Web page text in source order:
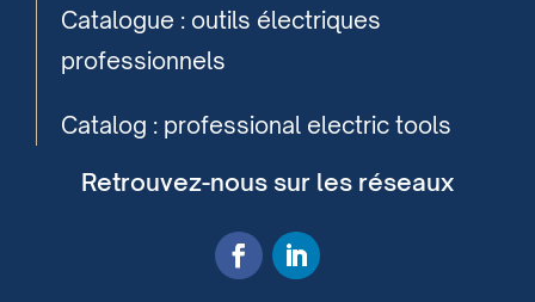
Catalogue : outils électriques
professionnels
Catalog : professional electric tools
Retrouvez-nous sur les réseaux